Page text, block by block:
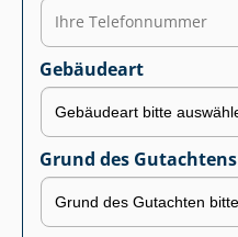
Gebäudeart
Grund des Gutachtens